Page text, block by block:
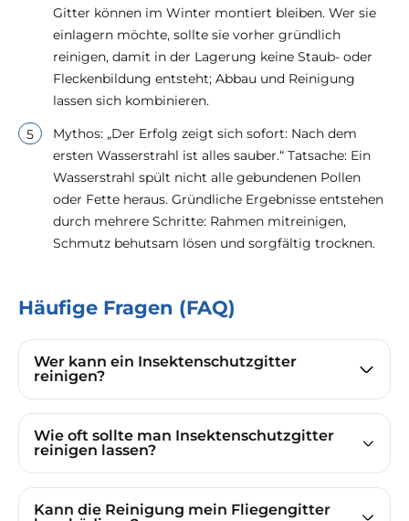
Gitter können im Winter montiert bleiben. Wer sie
einlagern möchte, sollte sie vorher gründlich
reinigen, damit in der Lagerung keine Staub- oder
Fleckenbildung entsteht; Abbau und Reinigung
lassen sich kombinieren.
Mythos: „Der Erfolg zeigt sich sofort: Nach dem
ersten Wasserstrahl ist alles sauber.“ Tatsache: Ein
Wasserstrahl spült nicht alle gebundenen Pollen
oder Fette heraus. Gründliche Ergebnisse entstehen
durch mehrere Schritte: Rahmen mitreinigen,
Schmutz behutsam lösen und sorgfältig trocknen.
Häufige Fragen (FAQ)
Wer kann ein Insektenschutzgitter
reinigen?
Wie oft sollte man Insektenschutzgitter
reinigen lassen?
Kann die Reinigung mein Fliegengitter